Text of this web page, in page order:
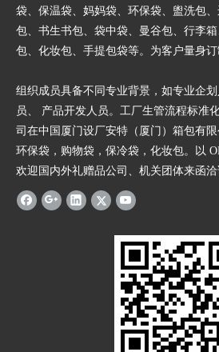
袋、保温袋、妈妈袋、环保袋、盥洗包
包、书生书包、袋中袋、曼谷包、行李
包、化妆包、手提包袋等。为客户量身订
组织成员具备不同专业背景，如专业企
员、 产品开发人员。工厂生管流程标准
司在中国厦门设厂安特（厦门）箱包有
环保袋，购物袋，保冷袋，化妆包。以
欢迎国内外礼赠品公司、机关团体来函洽